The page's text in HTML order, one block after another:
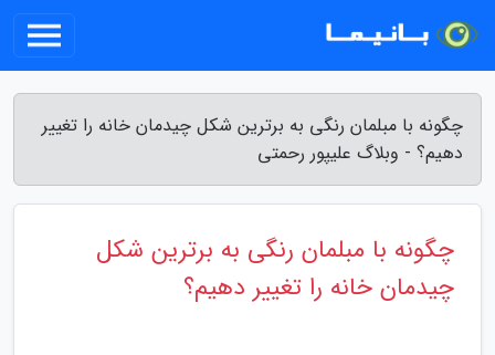
چگونه با مبلمان رنگی به برترین شکل چیدمان خانه را تغییر
دهیم؟ - وبلاگ علیپور رحمتی
چگونه با مبلمان رنگی به برترین شکل
چیدمان خانه را تغییر دهیم؟